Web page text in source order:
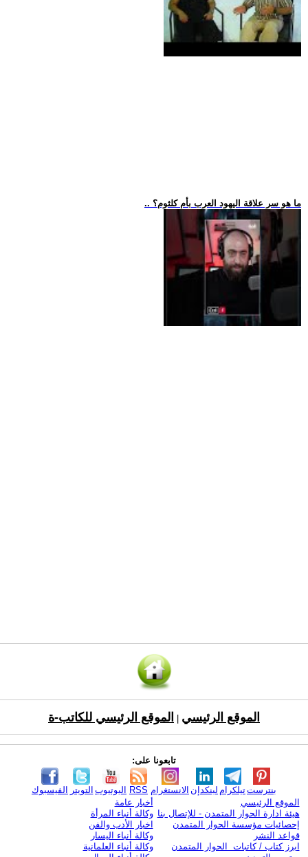
.. ما هو سر علاقة اليهود العرب بأم كلثوم؟
الموقع الرئيسي الموقع الرئيسي للكاتب-ة
تابعونا على:
الفيسبوك التويتر اليوتيوب RSS الانستغرام لينكدإن تيلكرامبنترست
الموقع الرئيسي
هيئة ادارة الحوار المتمدن - للإتصال بنا
إحصائيات مؤسسة الحوار المتمدن
قواعد النشر
ابرز كتاب / كاتبات الحوار المتمدن
أخبار عامة
وكالة أنباء المرأة
اخبار الأدب والفن
وكالة أنباء اليسار
وكالة أنباء العلمانية